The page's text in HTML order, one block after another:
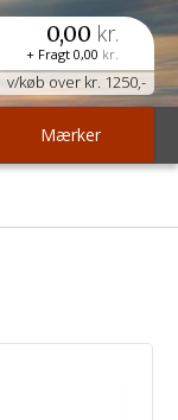
0,00 kr.
+ Fragt 0,00 kr.
v/køb over kr. 1250,-
Mærker